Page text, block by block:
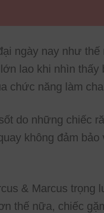
ngày nay như
lao khi nhìn
chức năng làm
do những chiếc
không đảm
& Marcus trọng
thế nữa, chiếc